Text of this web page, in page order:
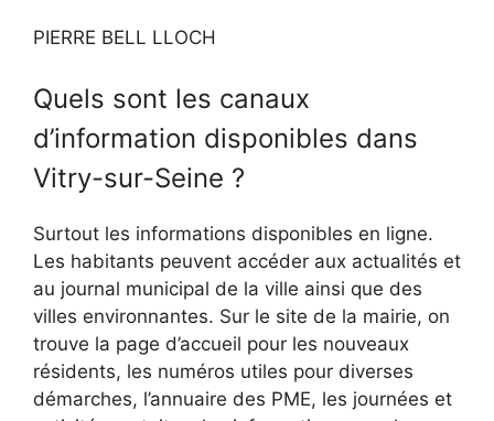
PIERRE BELL LLOCH
Quels sont les canaux
d’information disponibles dans
Vitry-sur-Seine ?
Surtout les informations disponibles en ligne.
Les habitants peuvent accéder aux actualités et
au journal municipal de la ville ainsi que des
villes environnantes. Sur le site de la mairie, on
trouve la page d’accueil pour les nouveaux
résidents, les numéros utiles pour diverses
démarches, l’annuaire des PME, les journées et